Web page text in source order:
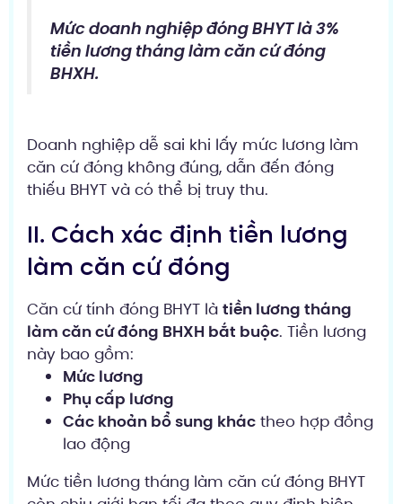
Mức doanh nghiệp đóng BHYT là 3%
tiền lương tháng làm căn cứ đóng
BHXH.
Doanh nghiệp dễ sai khi lấy mức lương làm
căn cứ đóng không đúng, dẫn đến đóng
thiếu BHYT và có thể bị truy thu.
II. Cách xác định tiền lương
làm căn cứ đóng
Căn cứ tính đóng BHYT là tiền lương tháng
làm căn cứ đóng BHXH bắt buộc. Tiền lương
này bao gồm:
Mức lương
Phụ cấp lương
Các khoản bổ sung khác theo hợp đồng
lao động
Mức tiền lương tháng làm căn cứ đóng BHYT